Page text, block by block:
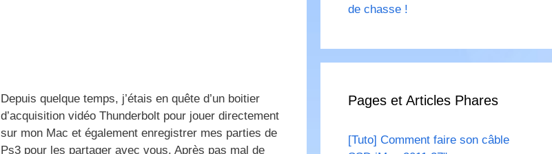
Depuis quelque temps, j’étais en quête d’un boitier
d’acquisition vidéo Thunderbolt pour jouer directement
sur mon Mac et également enregistrer mes parties de
Ps3 pour les partager avec vous. Après pas mal de
de chasse !
Pages et Articles Phares
[Tuto] Comment faire son câble